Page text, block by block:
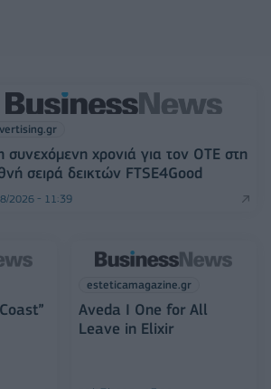
συνεχόμενη χρονιά για τον ΟΤΕ στη
σειρά δεικτών FTSE4Good
2026 - 11:39
esteticamagazine.gr
Aveda I One for All
Leave in Elixir